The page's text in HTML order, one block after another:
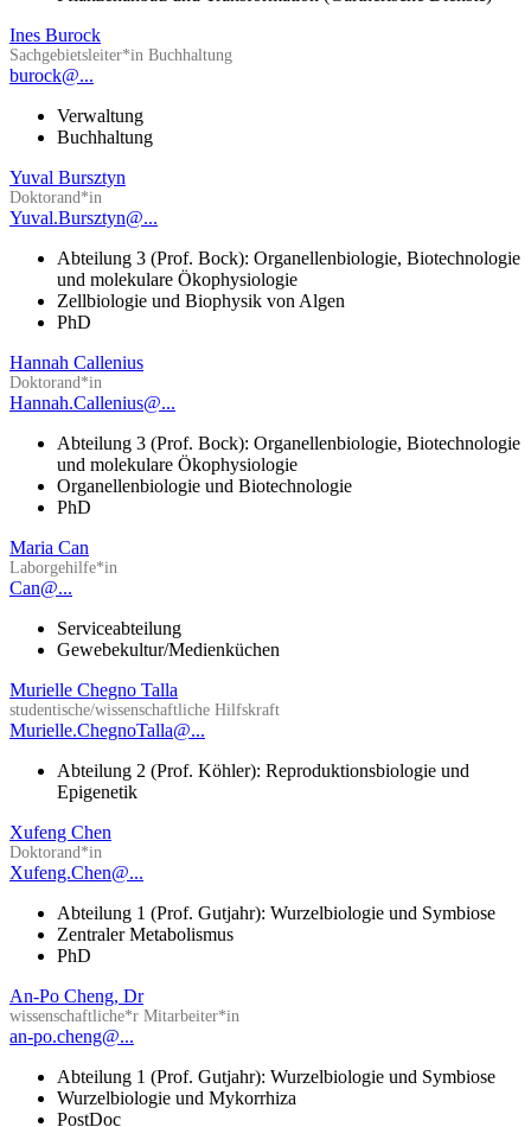
Ines Burock
Sachgebietsleiter*in Buchhaltung
burock@...
Verwaltung
Buchhaltung
Yuval Bursztyn
Doktorand*in
Yuval.Bursztyn@...
Abteilung 3 (Prof. Bock): Organellenbiologie, Biotechnologie
und molekulare Ökophysiologie
Zellbiologie und Biophysik von Algen
PhD
Hannah Callenius
Doktorand*in
Hannah.Callenius@...
Abteilung 3 (Prof. Bock): Organellenbiologie, Biotechnologie
und molekulare Ökophysiologie
Organellenbiologie und Biotechnologie
PhD
Maria Can
Laborgehilfe*in
Can@...
Serviceabteilung
Gewebekultur/Medienküchen
Murielle Chegno Talla
studentische/wissenschaftliche Hilfskraft
Murielle.ChegnoTalla@...
Abteilung 2 (Prof. Köhler): Reproduktionsbiologie und
Epigenetik
Xufeng Chen
Doktorand*in
Xufeng.Chen@...
Abteilung 1 (Prof. Gutjahr): Wurzelbiologie und Symbiose
Zentraler Metabolismus
PhD
An-Po Cheng, Dr
wissenschaftliche*r Mitarbeiter*in
an-po.cheng@...
Abteilung 1 (Prof. Gutjahr): Wurzelbiologie und Symbiose
Wurzelbiologie und Mykorrhiza
PostDoc